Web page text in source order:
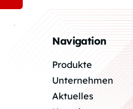
Navigation
Produkte
Unternehmen
Aktuelles